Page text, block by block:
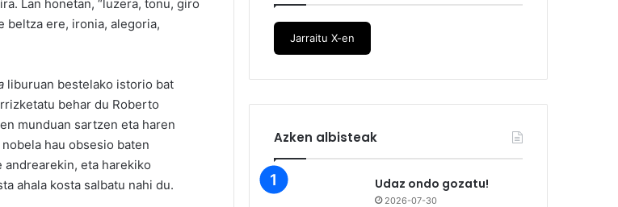
Lan honetan, “luzera, tonu, giro
beltza ere, ironia, alegoria,
liburuan bestelako istorio bat
behar du Roberto
munduan sartzen eta haren
hau obsesio baten
andrearekin, eta harekiko
ahala kosta salbatu nahi du.
Jarraitu X-en
Azken albisteak
Udaz ondo gozatu!
2026-07-30